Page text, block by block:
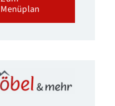
Menüplan